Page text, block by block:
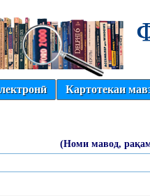
Картотекаи
(Номи мавод,